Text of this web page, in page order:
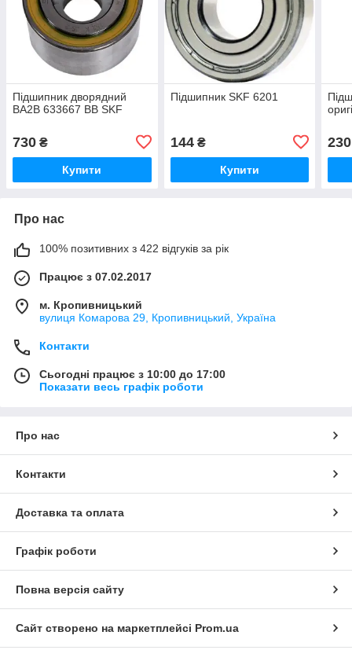
Підшипник дворядний
BA2B 633667 BB SKF
730 ₴
Купити
Підшипник SKF 6201
144₴
Купити
230
Про нас
100% позитивних з 422 відгуків за рік
Працює з 07.02.2017
м. Кропивницький
вулиця Комарова 29, Кропивницький, Україна
Контакти
Сьогодні працює з 10:00 до 17:00
Показати весь графік роботи
Про нас
Контакти
Доставка та оплата
Графік роботи
Повна версія сайту
Сайт створено на маркетплейсі Prom.ua